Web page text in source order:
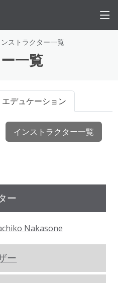
ストラクター一覧
一覧
エデュケーション
インストラクター一覧
ー
Nakasone
ー